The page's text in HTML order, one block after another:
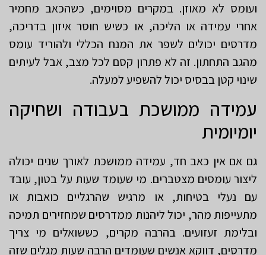
ועומס לא מאוזן. במקרים מסוימים, כשהכאב מחמיר
אחרי עמידה או הליכה, או כשיש חוסר איזון בדריכה,
מדרסים יכולים לשפר את המנח הכללי ולהוריד עומס
מהגב התחתון. זה לא פתרון קסם לכל מצב, אבל לעיתים
שינוי קטן בבסיס יכול להשפיע למעלה.
עמידה ממושכת בעבודה ושחיקה
יומיומית
גם אם אין כאב חד, עמידה ממושכת לאורך שנים יכולה
ליצור עומסים מצטברים. מי שעומד שעות על בטון, עובד
עם נעלי בטיחות, או מרגיש שהרגליים כואבות או
מתעייפות מהר, יכול ליהנות ממדרסים שמחזירים תמיכה
ובלימת זעזועים. בהרבה מקרים, כששואלים מי צריך
מדרסים, דווקא אנשים שעומדים הרבה שעות מגלים שזה